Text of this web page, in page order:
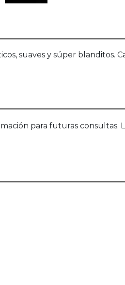
suaves y súper blanditos.
para futuras consultas.